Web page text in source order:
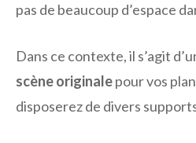
pas de beaucoup d’espace
Dans ce contexte, il s’agit
scène originalepour vos
disposerez de divers